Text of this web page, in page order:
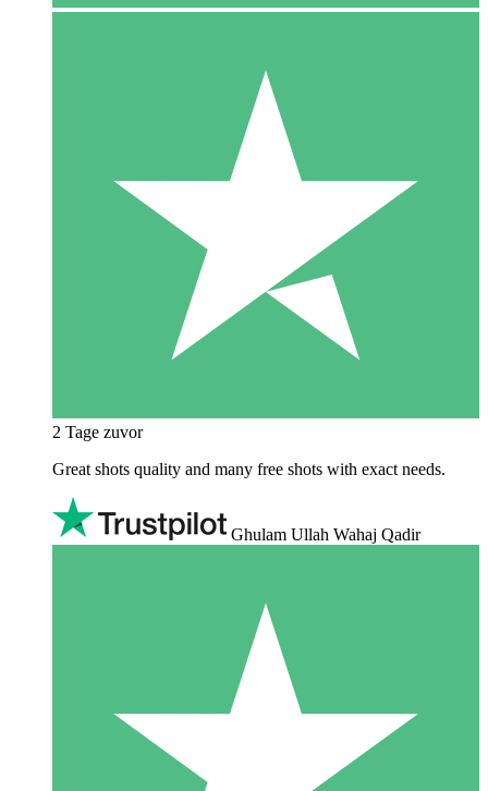
2 Tage zuvor
Great shots quality and many free shots with exact needs.
Ghulam Ullah Wahaj Qadir